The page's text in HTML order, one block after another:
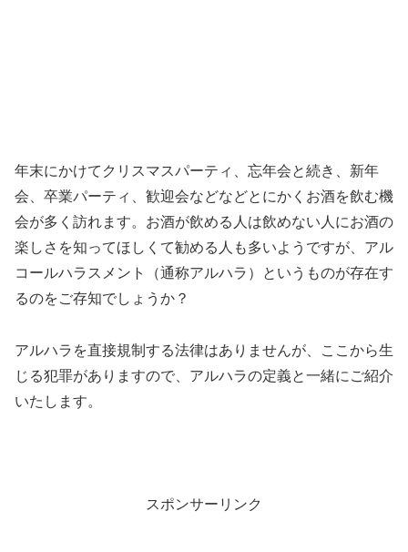
年末にかけてクリスマスパーティ、忘年会と続き、新年
会、卒業パーティ、歓迎会などなどとにかくお酒を飲む機
会が多く訪れます。お酒が飲める人は飲めない人にお酒の
楽しさを知ってほしくて勧める人も多いようですが、アル
コールハラスメント（通称アルハラ）というものが存在す
るのをご存知でしょうか？
アルハラを直接規制する法律はありませんが、ここから生
じる犯罪がありますので、アルハラの定義と一緒にご紹介
いたします。
スポンサーリンク